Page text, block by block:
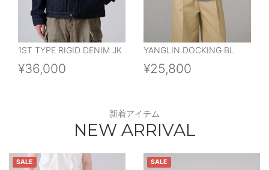
1ST TYPE RIGID DENIM JK
¥36,000
YANGLIN DOCKING BL
¥25,800
新着アイテム
NEW ARRIVAL
SALE SALE